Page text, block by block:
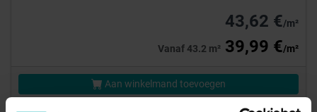
43,62 €/m²
Vanaf 43.2 m² 39,99 €/m²
Aan winkelmand toevoegen